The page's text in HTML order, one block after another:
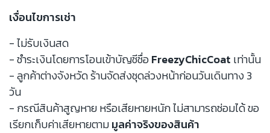
เงื่อนไขการเช่า
- ไม่รับเงินสด
- ชำระเงินโดยการโอนเข้าบัญชีชื่อFreezyChicCoat เท่านั้น
- ลูกค้าต่างจังหวัด ร้านจัดส่งชุดล่วงหน้าก่อนวันเดินทาง 3
วัน
- กรณีสินค้าสูญหาย หรือเสียหายหนัก ไม่สามารถซ่อมได้ ขอ
เรียกเก็บค่าเสียหายตามมูลค่าจริงของสินค้า